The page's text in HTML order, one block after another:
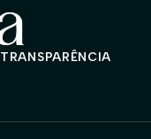
TRANSPARÊNCIA